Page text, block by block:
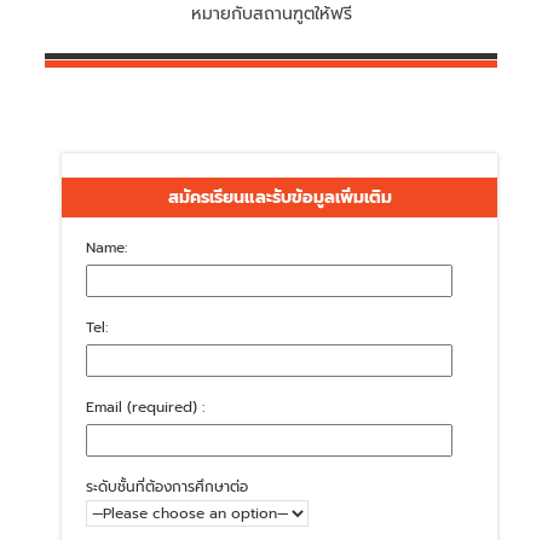
หมายกับสถานฑูตให้ฟรี
สมัครเรียนและรับข้อมูลเพิ่มเติม
Name:
Tel:
Email (required) :
ระดับชั้นที่ต้องการศึกษาต่อ